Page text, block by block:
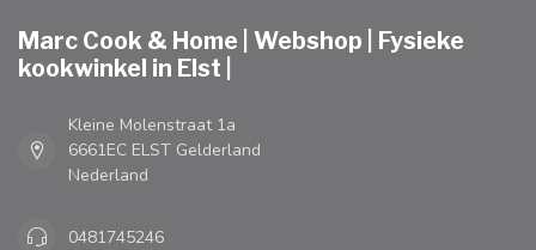
Marc Cook & Home | Webshop | Fysieke
kookwinkel in Elst |
Kleine Molenstraat 1a
6661EC ELST Gelderland
Nederland
0481745246